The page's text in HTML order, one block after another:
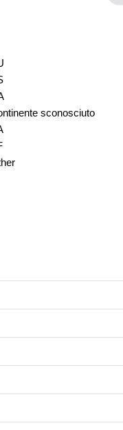
sconosciuto